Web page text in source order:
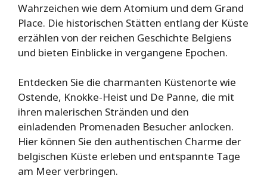
Wahrzeichen wie dem Atomium und dem Grand
Place. Die historischen Stätten entlang der Küste
erzählen von der reichen Geschichte Belgiens
und bieten Einblicke in vergangene Epochen.
Entdecken Sie die charmanten Küstenorte wie
Ostende, Knokke-Heist und De Panne, die mit
ihren malerischen Stränden und den
einladenden Promenaden Besucher anlocken.
Hier können Sie den authentischen Charme der
belgischen Küste erleben und entspannte Tage
am Meer verbringen.